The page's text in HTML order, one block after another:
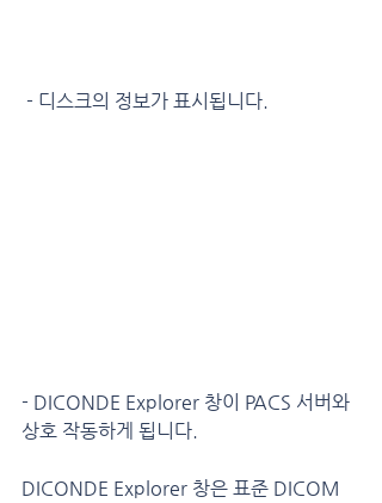
- 디스크의 정보가 표시됩니다.
- DICONDE Explorer 창이 PACS 서버와
상호 작동하게 됩니다.
DICONDE Explorer 창은 표준 DICOM